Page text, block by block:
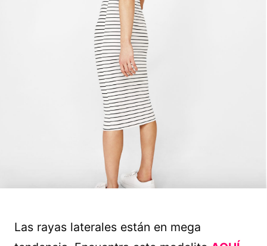
Las rayas laterales están en mega